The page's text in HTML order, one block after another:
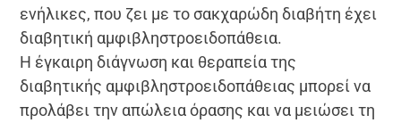
ενήλικες, που ζει με το σακχαρώδη διαβήτη έχει
διαβητική αμφιβληστροειδοπάθεια.
Η έγκαιρη διάγνωση και θεραπεία της
διαβητικής αμφιβληστροειδοπάθειας μπορεί να
προλάβει την απώλεια όρασης και να μειώσει τη